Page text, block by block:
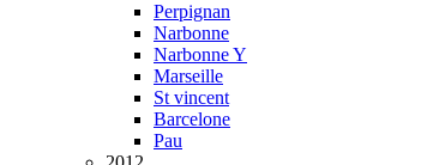
Perpignan
Narbonne
Narbonne Y
Marseille
St vincent
Barcelone
Pau